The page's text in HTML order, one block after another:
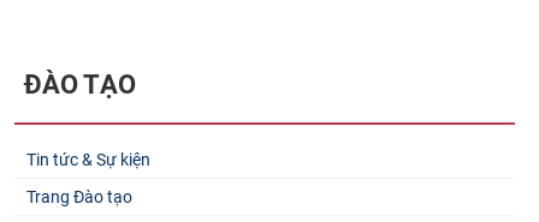
ĐÀO TẠO
Tin tức & Sự kiện
Trang Đào tạo